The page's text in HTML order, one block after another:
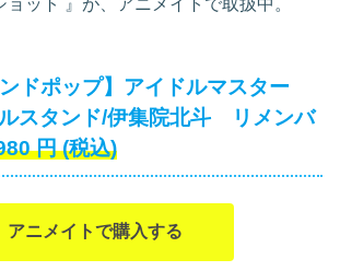
ット
』が、アニメイトで取扱中。
ンドポップ】アイドルマスター
スタンド/伊集院北斗 リメンバ
円 (税込)
アニメイトで購入する